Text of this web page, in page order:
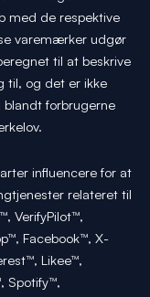
med de respektive
varemærker udgør
til at beskrive
til, og det er ikke
forbrugerne
influencere for at
relateret til
VerifyPilot™,
Facebook™, X-
Likee™,
Spotify™,